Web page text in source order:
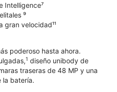
Intelligence⁷
⁹
gran velocidad¹¹
poderoso hasta ahora.
1 diseño unibody de
traseras de 48 MP y una
la batería.